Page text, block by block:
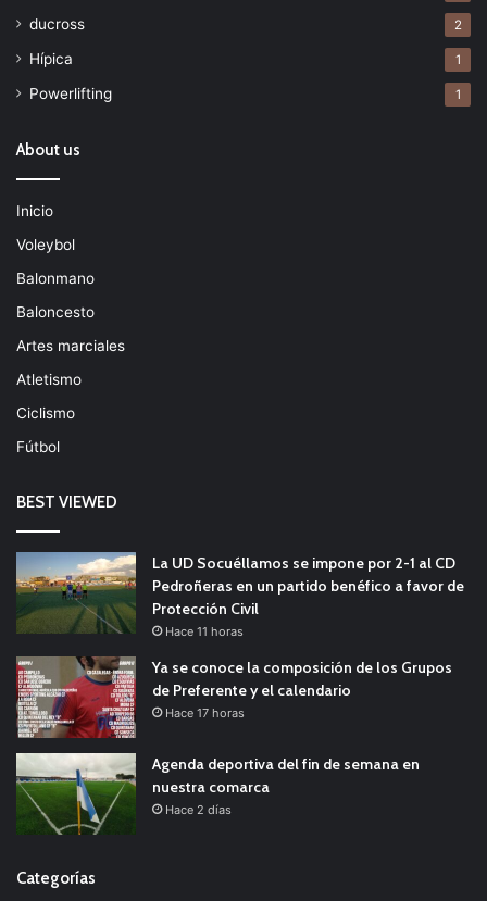
ducross 2
Hípica 1
Powerlifting 1
About us
Inicio
Voleybol
Balonmano
Baloncesto
Artes marciales
Atletismo
Ciclismo
Fútbol
BEST VIEWED
La UD Socuéllamos se impone por 2-1 al CD
Pedroñeras en un partido benéfico a favor de
Protección Civil
Hace 11 horas
Ya se conoce la composición de los Grupos
de Preferente y el calendario
Hace 17 horas
Agenda deportiva del fin de semana en
nuestra comarca
Hace 2 días
Categorías